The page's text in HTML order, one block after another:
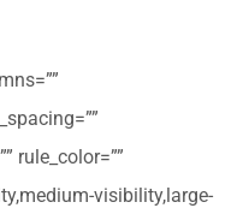
rule_color=””
visibility,large-